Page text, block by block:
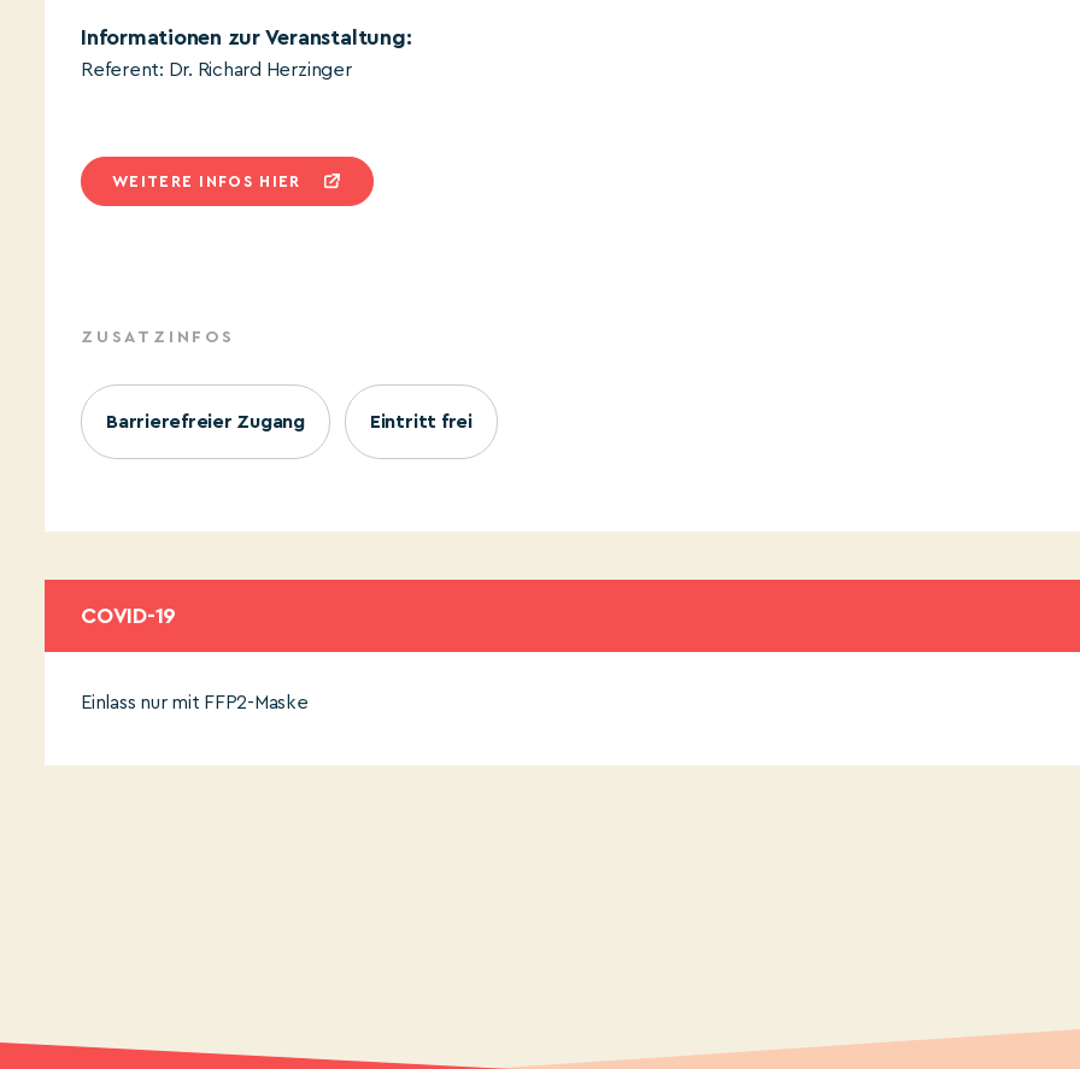
Informationen zur Veranstaltung:
Referent: Dr. Richard Herzinger
WEITERE INFOS HIER
ZUSATZINFOS
Barrierefreier Zugang Eintritt frei
COVID-19
Einlass nur mit FFP2-Maske